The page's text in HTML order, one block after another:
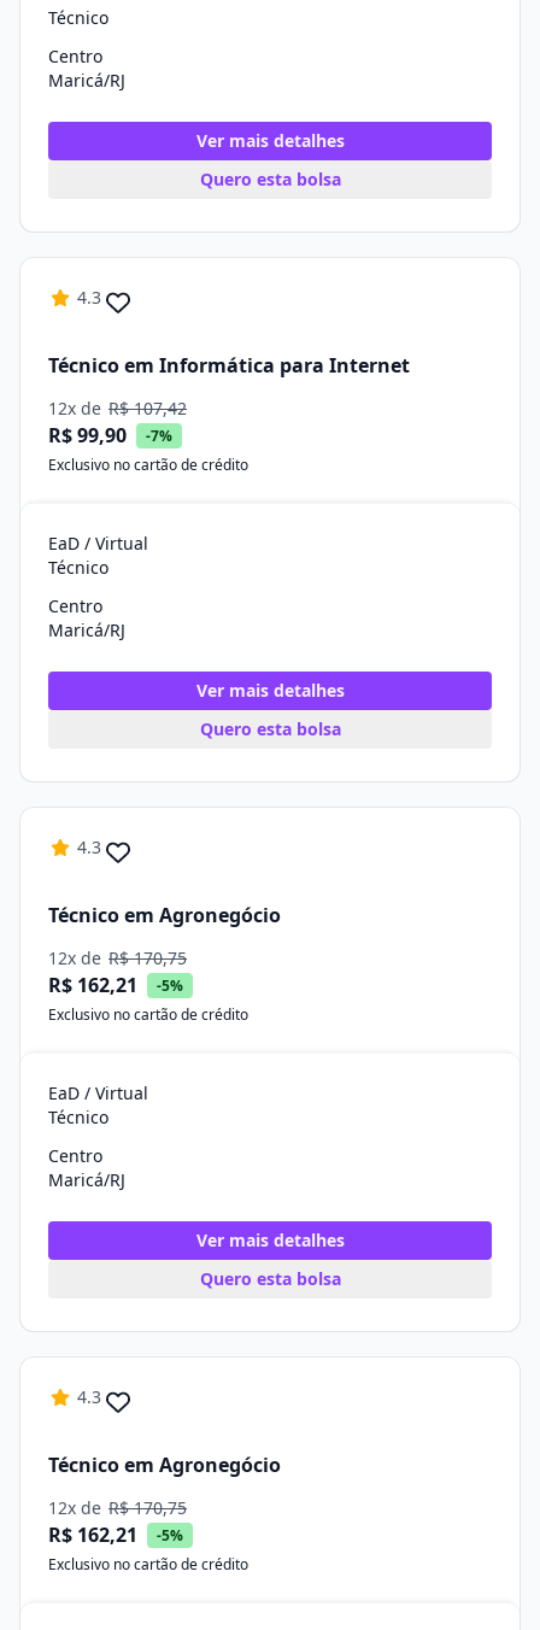
Técnico
Centro
Maricá/RJ
Ver mais detalhes
Quero esta bolsa
4.3
Técnico em Informática para Internet
12x de R$ 107,42
R$ 99,90
-7%
Exclusivo no cartão de crédito
EaD / Virtual
Técnico
Centro
Maricá/RJ
Ver mais detalhes
Quero esta bolsa
4.3
Técnico em Agronegócio
12x de R$ 170,75
R$ 162,21
-5%
Exclusivo no cartão de crédito
EaD / Virtual
Técnico
Centro
Maricá/RJ
Ver mais detalhes
Quero esta bolsa
4.3
Técnico em Agronegócio
12x de R$ 170,75
R$ 162,21
-5%
Exclusivo no cartão de crédito